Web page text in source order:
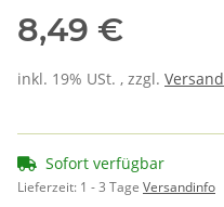
8,49 €
inkl. 19% USt. , zzgl. Versand
Sofort verfügbar
Lieferzeit: 1 - 3 Tage Versandinfo